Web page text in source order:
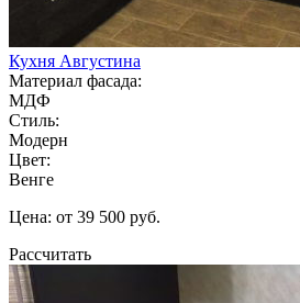
Кухня Августина
Материал фасада:
МДФ
Стиль:
Модерн
Цвет:
Венге
Цена: от 39 500 руб.
Рассчитать